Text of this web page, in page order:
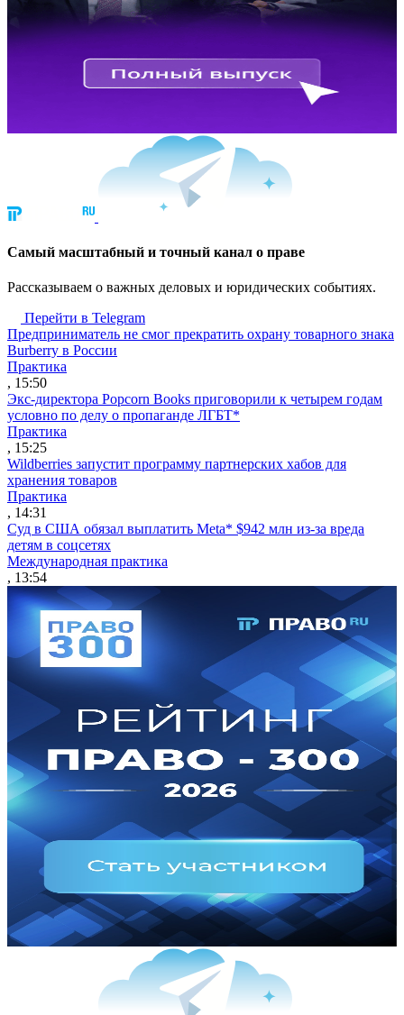
Cамый масштабный и точный канал о праве
Рассказываем о важных деловых и юридических событиях.
Перейти в Telegram
Предприниматель не смог прекратить охрану товарного знака
Burberry в России
Практика
, 15:50
Экс-директора Popcorn Books приговорили к четырем годам
условно по делу о пропаганде ЛГБТ*
Практика
, 15:25
Wildberries запустит программу партнерских хабов для
хранения товаров
Практика
, 14:31
Суд в США обязал выплатить Meta* $942 млн из-за вреда
детям в соцсетях
Международная практика
, 13:54